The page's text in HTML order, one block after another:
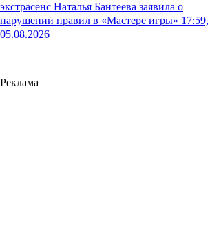
экстрасенс Наталья Бантеева заявила о
нарушении правил в «Мастере игры» 17:59,
05.08.2026
Реклама